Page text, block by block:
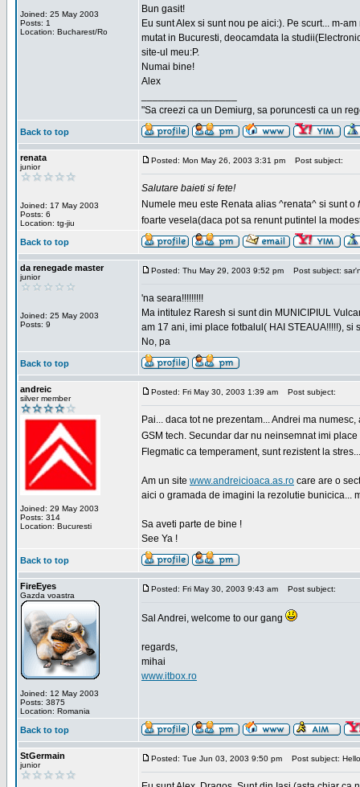
Joined: 25 May 2003
Posts: 1
Location: Bucharest/Ro
Bun gasit!
Eu sunt Alex si sunt nou pe aici:). Pe scurt... m-
mutat in Bucuresti, deocamdata la
site-ul meu:P.
Numai bine!
Alex
"Sa creezi ca un Demiurg, sa poruncesti ca un
Back to top
renata
junior
Joined: 17 May 2003
Posts: 6
Location: tg-jiu
Posted: Mon May 26, 2003 3:31 pm Post subject:
Salutare baieti si fete!
Numele meu este Renata alias ^renata^ si sunt o
foarte vesela(daca pot sa renunt putintel la
Back to top
da renegade master
junior
Joined: 25 May 2003
Posts: 9
Posted: Thu May 29, 2003 9:52 pm Post subject:
'na seara!!!!!!!!!
Ma intitulez Raresh si sunt din MUNICIPIUL
am 17 ani, imi place fotbalul( HAI STEAUA!!!!!), si
No, pa
Back to top
andreic
silver member
Joined: 29 May 2003
Posts: 314
Location: Bucuresti
Posted: Fri May 30, 2003 1:39 am Post subject:
Pai... daca tot ne prezentam... Andrei ma
GSM tech. Secundar dar nu neinsemnat imi
Flegmatic ca temperament, sunt rezistent la
Am un site www.andreicioaca.as.ro care are o
aici o gramada de imagini la rezolutie bunicica...
Sa aveti parte de bine !
See Ya !
Back to top
FireEyes
Gazda voastra
Joined: 12 May 2003
Posts: 3875
Location: Romania
Posted: Fri May 30, 2003 9:43 am Post subject:
Sal Andrei, welcome to our gang
regards,
mihai
www.itbox.ro
Back to top
StGermain
junior
Posted: Tue Jun 03, 2003 9:50 pm Post subject: